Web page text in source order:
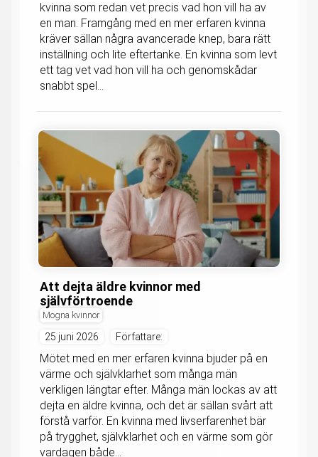
kvinna som redan vet precis vad hon vill ha av
en man. Framgång med en mer erfaren kvinna
kräver sällan några avancerade knep, bara rätt
inställning och lite eftertanke. En kvinna som levt
ett tag vet vad hon vill ha och genomskådar
snabbt spel...
Att dejta äldre kvinnor med
självförtroende
Mogna kvinnor
25 juni 2026 Författare:
Mötet med en mer erfaren kvinna bjuder på en
värme och självklarhet som många män
verkligen längtar efter. Många män lockas av att
dejta en äldre kvinna, och det är sällan svårt att
förstå varför. En kvinna med livserfarenhet bär
på trygghet, självklarhet och en värme som gör
vardagen både...